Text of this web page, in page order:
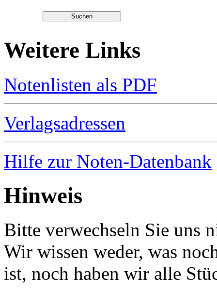
Weitere Links
Notenlisten als PDF
Verlagsadressen
Hilfe zur Noten-Datenbank
Hinweis
Bitte verwechseln Sie uns
Wir wissen weder, was
ist, noch haben wir alle